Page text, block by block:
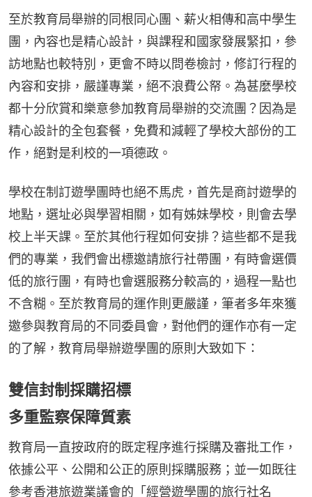
至於教育局舉辦的同根同心團、薪火相傳和高中學生
團，內容也是精心設計，與課程和國家發展緊扣，參
訪地點也較特別，更會不時以問卷檢討，修訂行程的
內容和安排，嚴謹專業，絕不浪費公帑。為甚麼學校
都十分欣賞和樂意參加教育局舉辦的交流團？因為是
精心設計的全包套餐，免費和減輕了學校大部份的工
作，絕對是利校的一項德政。
學校在制訂遊學團時也絕不馬虎，首先是商討遊學的
地點，選址必與學習相關，如有姊妹學校，則會去學
校上半天課。至於其他行程如何安排？這些都不是我
們的專業，我們會出標邀請旅行社帶團，有時會選價
低的旅行團，有時也會選服務分較高的，過程一點也
不含糊。至於教育局的運作則更嚴謹，筆者多年來獲
邀參與教育局的不同委員會，對他們的運作亦有一定
的了解，教育局舉辦遊學團的原則大致如下：
雙信封制採購招標
多重監察保障質素
教育局一直按政府的既定程序進行採購及審批工作，
依據公平、公開和公正的原則採購服務；並一如既往
參考香港旅遊業議會的「經營遊學團的旅行社名